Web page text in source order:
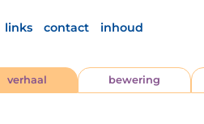
links contact inhoud
verhaal bewering